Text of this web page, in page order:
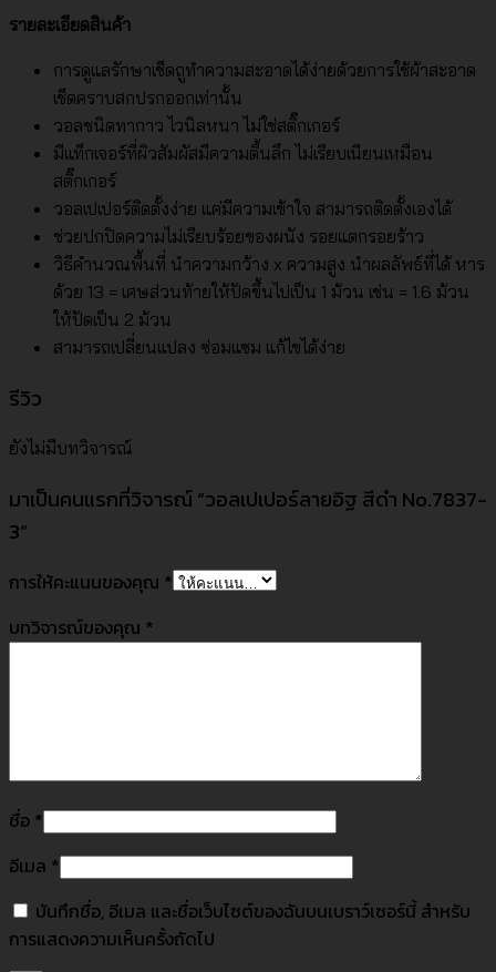
รายละเอียดสินค้า
การดูแลรักษาเช็ดถูทำความสะอาดได้ง่ายด้วยการใช้ผ้าสะอาด
เช็ดคราบสกปรกออกเท่านั้น
วอลชนิดทากาว ไวนิลหนา ไม่ใช่สติ๊กเกอร์
มีแท็กเจอร์ที่ผิวสัมผัสมีความตื้นลึก ไม่เรียบเนียนเหมือน
สติ๊กเกอร์
วอลเปเปอร์ติดตั้งง่าย แค่มีความเข้าใจ สามารถติดตั้งเองได้
ช่วยปกปิดความไม่เรียบร้อยของผนัง รอยแตกรอยร้าว
วิธีคำนวณพื้นที่ นำความกว้าง x ความสูง นำผลลัพธ์ที่ได้ หาร
ด้วย 13 = เศษส่วนท้ายให้ปัดขึ้นไปเป็น 1 ม้วน เช่น = 1.6 ม้วน
ให้ปัดเป็น 2 ม้วน
สามารถเปลี่ยนแปลง ซ่อมแซม แก้ไขได้ง่าย
รีวิว
ยังไม่มีบทวิจารณ์
มาเป็นคนแรกที่วิจารณ์ “วอลเปเปอร์ลายอิฐ สีดำ No.7837-
3”
การให้คะแนนของคุณ *
บทวิจารณ์ของคุณ *
ชื่อ *
อีเมล *
บันทึกชื่อ, อีเมล และชื่อเว็บไซต์ของฉันบนเบราว์เซอร์นี้ สำหรับ
การแสดงความเห็นครั้งถัดไป